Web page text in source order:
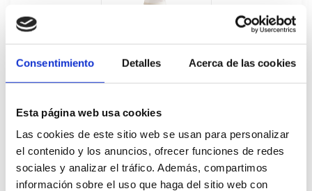
Consentimiento Detalles Acerca de las cookies
Esta página web usa cookies
Las cookies de este sitio web se usan para personalizar
el contenido y los anuncios, ofrecer funciones de redes
sociales y analizar el tráfico. Además, compartimos
información sobre el uso que haga del sitio web con
Salsa para Ensalada Yogur Hellmanns